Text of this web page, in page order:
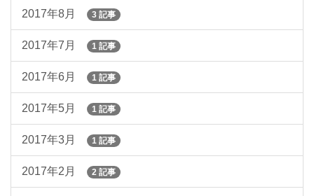
2017年8月 3 記事
2017年7月 1 記事
2017年6月 1 記事
2017年5月 1 記事
2017年3月 1 記事
2017年2月 2 記事